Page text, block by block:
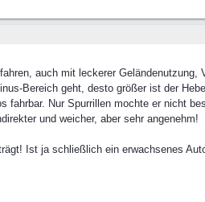
auch mit leckerer Geländenutzung,
Bereich geht, desto größer ist der
fahrbar. Nur Spurrillen mochte er nicht
und weicher, aber sehr angenehm!
Ist ja schließlich ein erwachsenes